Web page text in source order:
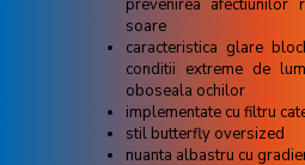
soare
caracteristica glare
conditii extreme de
oboseala ochilor
implementate cu filtru
stil butterfly oversized
nuanta albastru cu